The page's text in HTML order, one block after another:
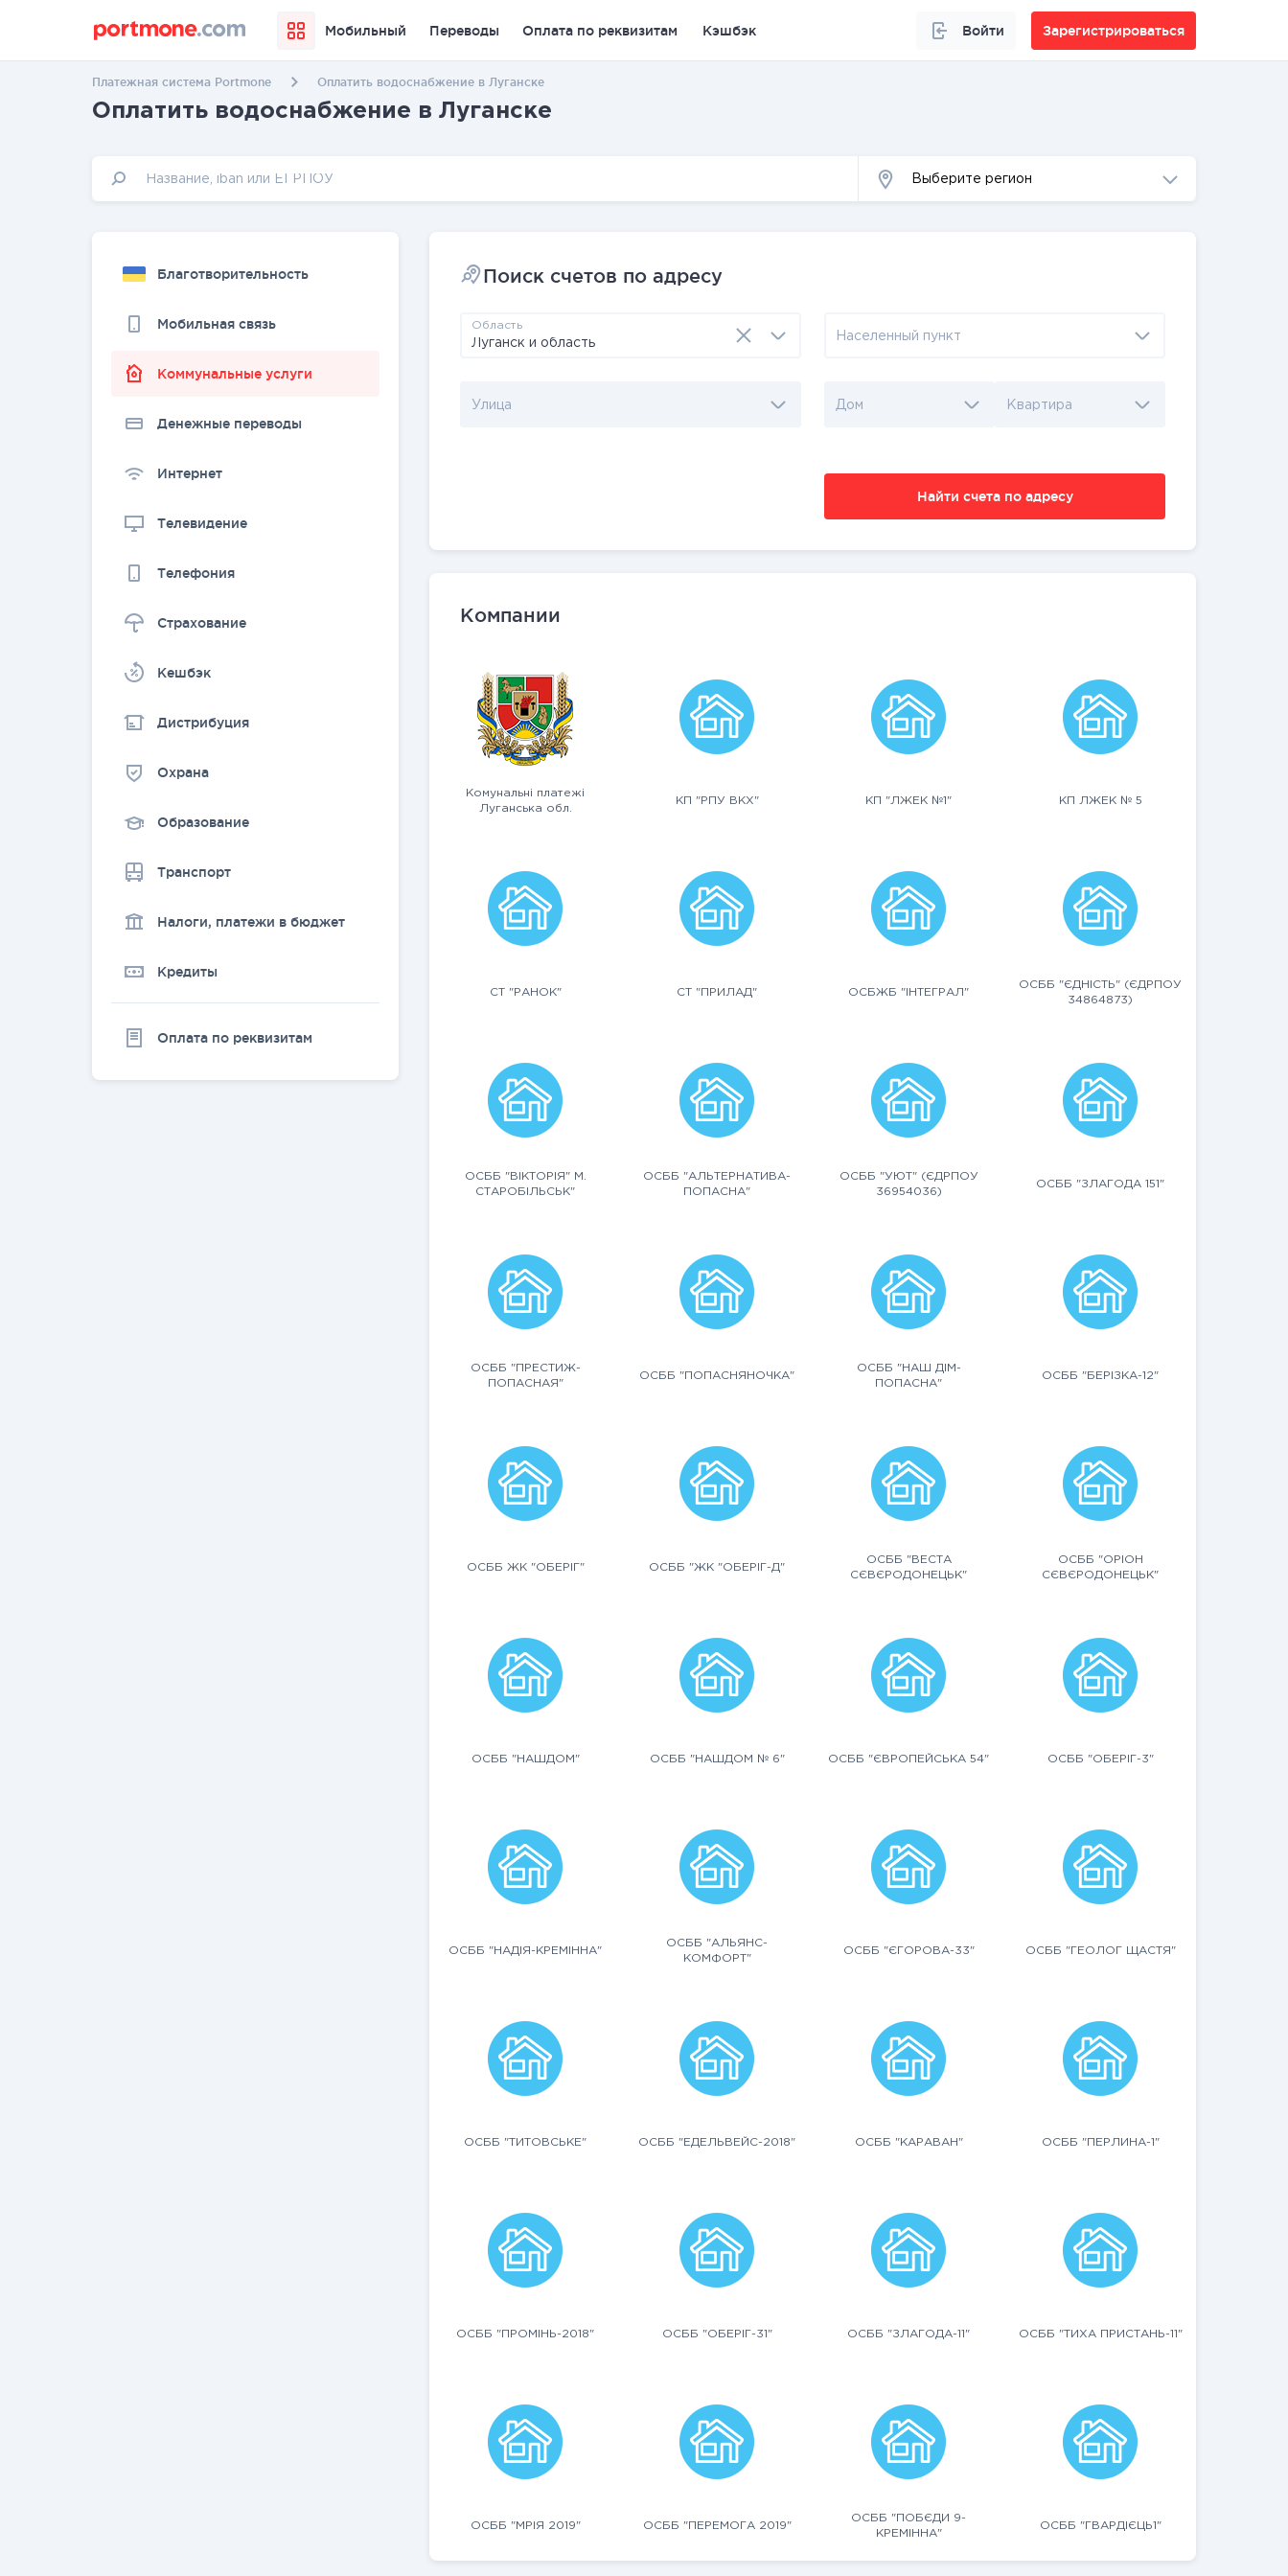
Мобильный Переводы Оплата по реквизитам Кэшбэк Войти Зарегистрироваться
Платежная система Portmone Оплатить водоснабжение в Луганске
Оплатить водоснабжение в Луганске
Выберите регион
Благотворительность
Мобильная связь
Коммунальные услуги
Денежные переводы
Интернет
Телевидение
Телефония
Страхование
Kешбэк
Дистрибуция
Охрана
Образование
Транспорт
Налоги, платежи в бюджет
Кредиты
Оплата по реквизитам
Поиск счетов по адресу
Область
Населенный пункт
Улица Дом Квартира
Найти счета по адресу
Компании
Комунальні платежі
Луганська обл.
КП "РПУ ВКХ" КП "ЛЖЕК №1" КП ЛЖЕК № 5
СТ "РАНОК" СТ "ПРИЛАД" ОСБЖБ "ІНТЕГРАЛ"
ОСББ "ЄДНІСТЬ" (ЄДРПОУ
34864873)
ОСББ "ВІКТОРІЯ" М.
СТАРОБІЛЬСЬК"
ОСББ "АЛЬТЕРНАТИВА-
ПОПАСНА"
ОСББ "УЮТ" (ЄДРПОУ
36954036)
ОСББ "ЗЛАГОДА 151"
ОСББ "ПРЕСТИЖ-
ПОПАСНАЯ"
ОСББ "ПОПАСНЯНОЧКА"
ОСББ "НАШ ДІМ-
ПОПАСНА"
ОСББ "БЕРІЗКА-12"
ОСББ ЖК "ОБЕРІГ" ОСББ "ЖК "ОБЕРІГ-Д"
ОСББ "ВЕСТА
СЄВЄРОДОНЕЦЬК"
ОСББ "ОРІОН
СЄВЄРОДОНЕЦЬК"
ОСББ "НАШДОМ" ОСББ "НАШДОМ № 6" ОСББ "ЄВРОПЕЙСЬКА 54" ОСББ "ОБЕРІГ-3"
ОСББ "НАДІЯ-КРЕМІННА"
ОСББ "АЛЬЯНС-
КОМФОРТ"
ОСББ "ЄГОРОВА-33" ОСББ "ГЕОЛОГ ЩАСТЯ"
ОСББ "ТИТОВСЬКЕ" ОСББ "ЕДЕЛЬВЕЙС-2018" ОСББ "КАРАВАН" ОСББ "ПЕРЛИНА-1"
ОСББ "ПРОМІНЬ-2018" ОСББ "ОБЕРІГ-31" ОСББ "ЗЛАГОДА-11" ОСББ "ТИХА ПРИСТАНЬ-11"
ОСББ "МРІЯ 2019" ОСББ "ПЕРЕМОГА 2019"
ОСББ "ПОБЄДИ 9-
КРЕМІННА"
ОСББ "ГВАРДІЄЦЬ1"